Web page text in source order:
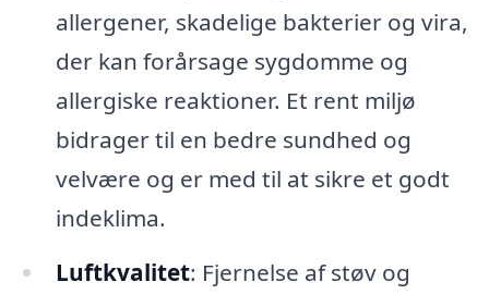
allergener, skadelige bakterier og vira,
der kan forårsage sygdomme og
allergiske reaktioner. Et rent miljø
bidrager til en bedre sundhed og
velvære og er med til at sikre et godt
indeklima.
Luftkvalitet: Fjernelse af støv og